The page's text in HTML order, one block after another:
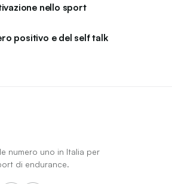
nello sport
positivo e del self talk
numero uno in Italia per
di endurance.